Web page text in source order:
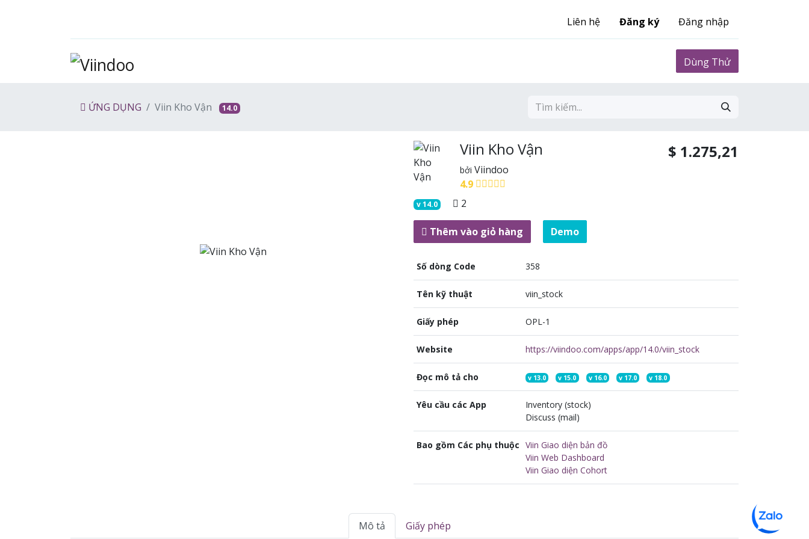
Liên hệ Đăng ký Đăng nhập
Dùng Thử
ỨNG DỤNG Viin Kho Vận 14.0
Viin Kho Vận
bởi Viindoo
4.9
$ 1.275,21
v14.0 2
Thêm vào giỏ hàng Demo
Số dòng Code 358
Tên kỹ thuật viin_stock
Giấy phép OPL-1
Website https://viindoo.com/apps/app/14.0/viin_stock
Đọc mô tả cho v 13.0 v 15.0 v 16.0 v 17.0 v 18.0
Yêu cầu các App
Inventory (stock)
Discuss (mail)
Bao gồm Các phụ thuộc Viin Giao diện bản đồ
Viin Web Dashboard
Viin Giao diện Cohort
Mô tả Giấy phép